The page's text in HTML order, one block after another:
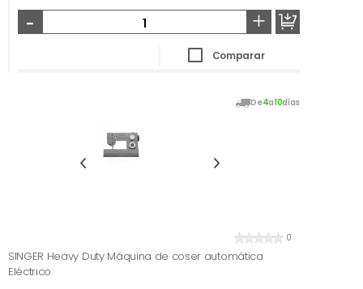
- +
Comparar
De4a10días
0
SINGER Heavy Duty Máquina de coser automática
Eléctrico